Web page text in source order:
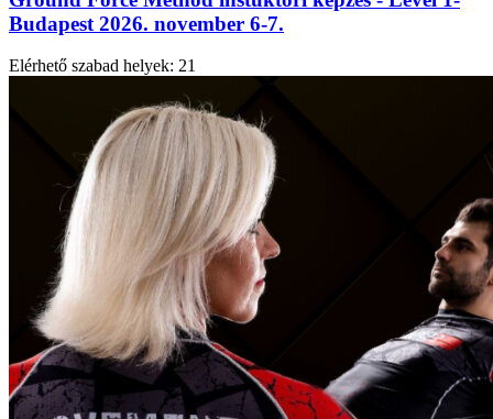
Budapest 2026. november 6-7.
Elérhető szabad helyek: 21